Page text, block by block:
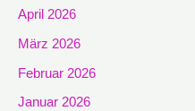
April 2026
März 2026
Februar 2026
Januar 2026